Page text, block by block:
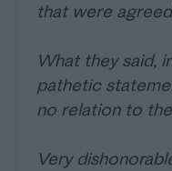
that were
What they said,
pathetic
no relation to
Very